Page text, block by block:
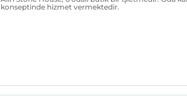
konseptinde hizmet vermektedir.